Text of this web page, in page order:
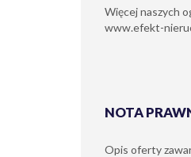
Więcej naszych
www.efekt-
NOTA
Opis oferty